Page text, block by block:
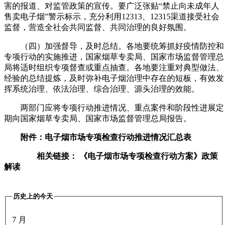
害的报道、对监管政策的宣传。要广泛张贴“禁止向未成年人
售卖电子烟”警示标示，充分利用12313、12315渠道接受社会
监督，营造全社会共同监督、共同治理的良好氛围。
（四）加强督导，及时总结。各地要统筹抓好疫情防控和
专项行动的实施推进，国家烟草专卖局、国家市场监督管理总
局将适时组织专项督查或重点抽查。各地要注重对典型做法、
经验的总结提炼，及时弥补电子烟治理中存在的短板，有效发
挥系统治理、依法治理、综合治理、源头治理的效能。
两部门应将专项行动推进情况、重点案件和阶段性进展定
期向国家烟草专卖局、国家市场监督管理总局报告。
附件：电子烟市场专项检查行动推进情况汇总表
相关链接： 《电子烟市场专项检查行动方案》政策
解读
历史上的今天
7 月